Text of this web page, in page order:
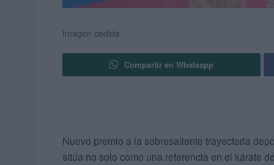
Imagen cedida
Compartir en Whatsapp
Nuevo premio a la sobresaliente trayectoria
sitúa no solo como una referencia en el kárate